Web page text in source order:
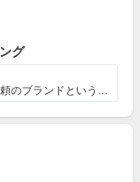
グ
どこでも買える調達のしやすさと信頼のブランドという二点...